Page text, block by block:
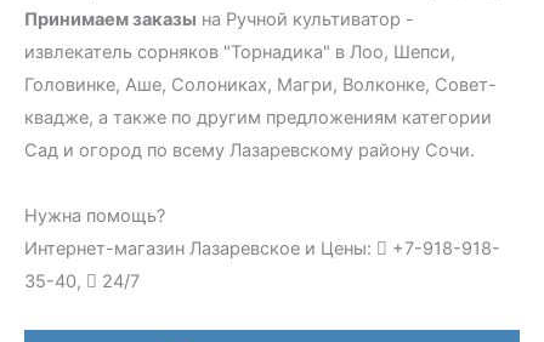
Принимаем заказы на Ручной культиватор -
извлекатель сорняков "Торнадика" в Лоо, Шепси,
Головинке, Аше, Солониках, Магри, Волконке, Совет-
квадже, а также по другим предложениям категории
Сад и огород по всему Лазаревскому району Сочи.
Нужна помощь?
Интернет-магазин Лазаревское и Цены:
+7-918-918-
35-40,
24/7